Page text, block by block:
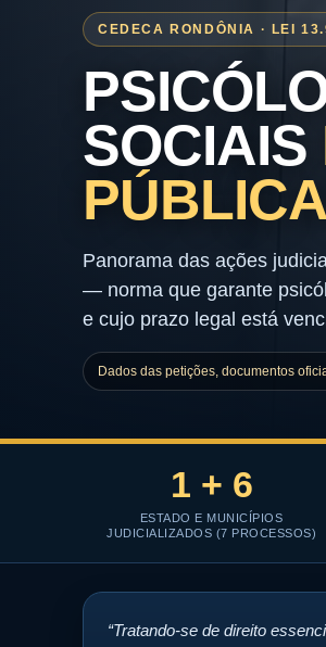
CEDECA RONDÔNIA · LEI
SOCIAIS
Panorama das ações
— norma que garante
e cujo prazo legal está
Dados das petições, documentos
1 + 6
ESTADO E MUNICÍPIOS
JUDICIALIZADOS (7 PROCESSOS)
“Tratando-se de direito